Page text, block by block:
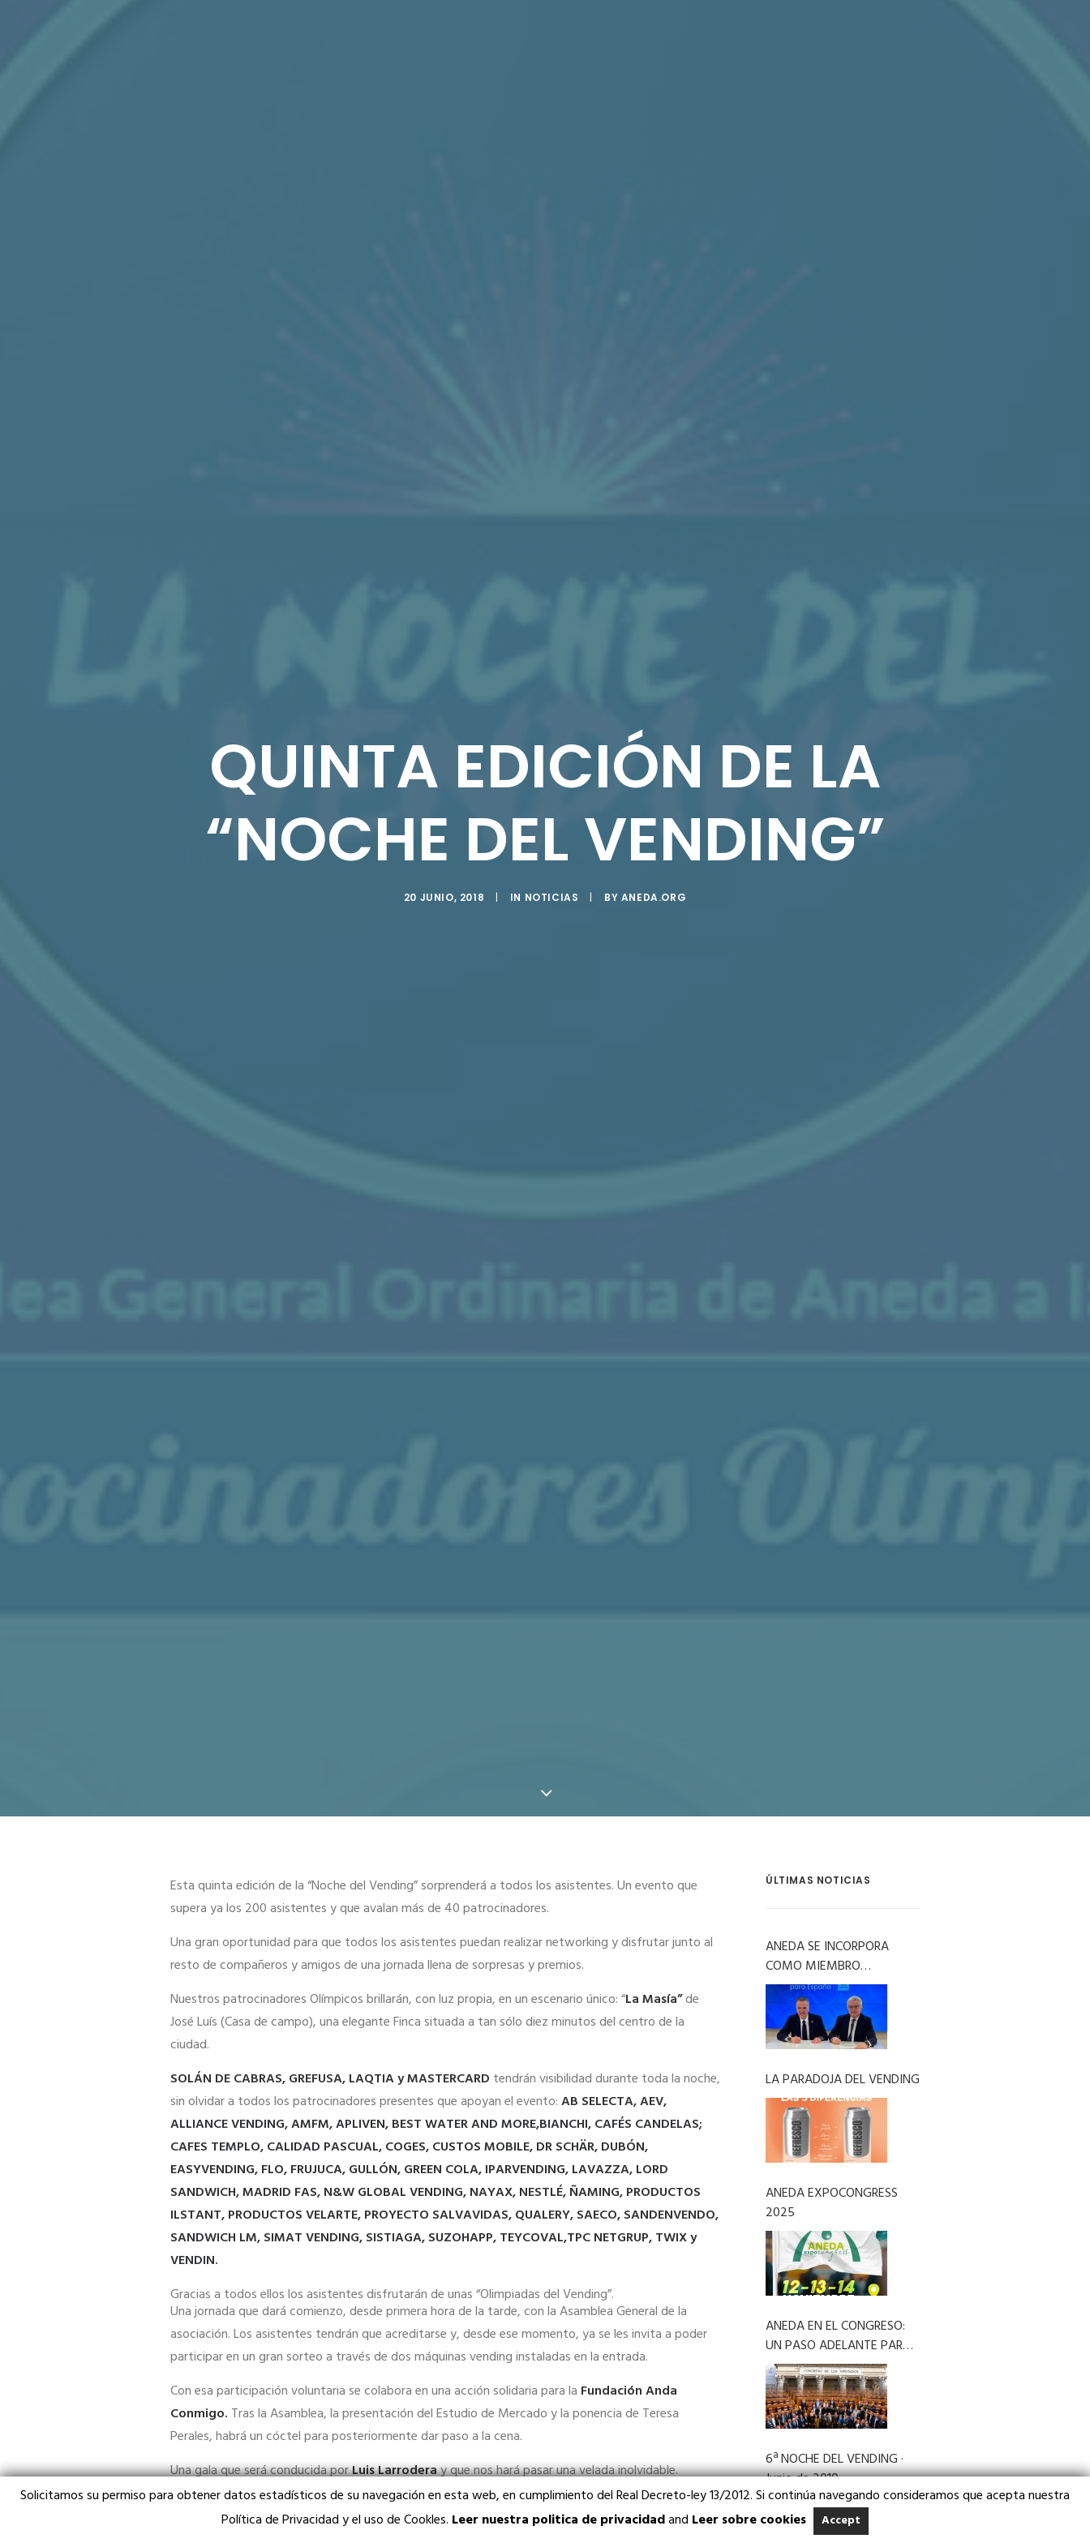
QUINTA EDICIÓN DE LA
“NOCHE DEL VENDING”
20 JUNIO, 2018 | IN NOTICIAS | BY ANEDA.ORG
Esta quinta edición de la “Noche del Vending” sorprenderá a todos los asistentes. Un evento que
supera ya los 200 asistentes y que avalan más de 40 patrocinadores.
Una gran oportunidad para que todos los asistentes puedan realizar networking y disfrutar junto al
resto de compañeros y amigos de una jornada llena de sorpresas y premios.
Nuestros patrocinadores Olímpicos brillarán, con luz propia, en un escenario único: “La Masía”de
José Luís (Casa de campo), una elegante Finca situada a tan sólo diez minutos del centro de la
ciudad.
SOLÁN DE CABRAS, GREFUSA, LAQTIA y MASTERCARD tendrán visibilidad durante toda la noche,
sin olvidar a todos los patrocinadores presentes que apoyan el evento:AB SELECTA, AEV,
ALLIANCE VENDING, AMFM, APLIVEN,BEST WATER AND MORE,BIANCHI, CAFÉS CANDELAS;
CAFES TEMPLO, CALIDAD PASCUAL, COGES, CUSTOS MOBILE,DR SCHÄR, DUBÓN,
EASYVENDING, FLO, FRUJUCA, GULLÓN, GREEN COLA, IPARVENDING, LAVAZZA,LORD
SANDWICH, MADRID FAS,N&W GLOBAL VENDING,NAYAX, NESTLÉ, ÑAMING, PRODUCTOS
ILSTANT, PRODUCTOS VELARTE, PROYECTO SALVAVIDAS, QUALERY, SAECO, SANDENVENDO,
SANDWICH LM, SIMAT VENDING, SISTIAGA, SUZOHAPP, TEYCOVAL,TPC NETGRUP, TWIX y
VENDIN.
Gracias a todos ellos los asistentes disfrutarán de unas “Olimpiadas del Vending”.
Una jornada que dará comienzo, desde primera hora de la tarde, con la Asamblea General de la
asociación. Los asistentes tendrán que acreditarse y, desde ese momento, ya se les invita a poder
participar en un gran sorteo a través de dos máquinas vending instaladas en la entrada.
Con esa participación voluntaria se colabora en una acción solidaria para la Fundación Anda
Conmigo. Tras la Asamblea, la presentación del Estudio de Mercado y la ponencia de Teresa
Perales, habrá un cóctel para posteriormente dar paso a la cena.
Una gala que será conducida porLuis Larroderay que nos hará pasar una velada inolvidable.
Al final de la noche, tras las el concurso “Olimpiadas del Vending” se entregarán los esperados
Premios y reconocimientos.
ÚLTIMAS NOTICIAS
ANEDA SE INCORPORA
COMO MIEMBRO
COLABORADOR A LA
ASOCIACIÓN SDDR ESPAÑA
LA PARADOJA DEL VENDING
ANEDA EXPOCONGRESS
2025
ANEDA EN EL CONGRESO:
UN PASO ADELANTE PARA
EL VENDING
6ª NOCHE DEL VENDING ·
Junio de 2019
Solicitamos su permiso para obtener datos estadísticos de su navegación en esta web, en cumplimiento del Real Decreto-ley 13/2012. Si continúa navegando consideramos que acepta nuestra
Política de Privacidad y el uso de Cookles. Leer nuestra politica de privacidadand Leer sobre cookies Accept